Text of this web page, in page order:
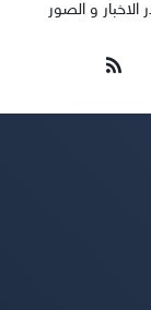
و الصور
ملخص
الموقع